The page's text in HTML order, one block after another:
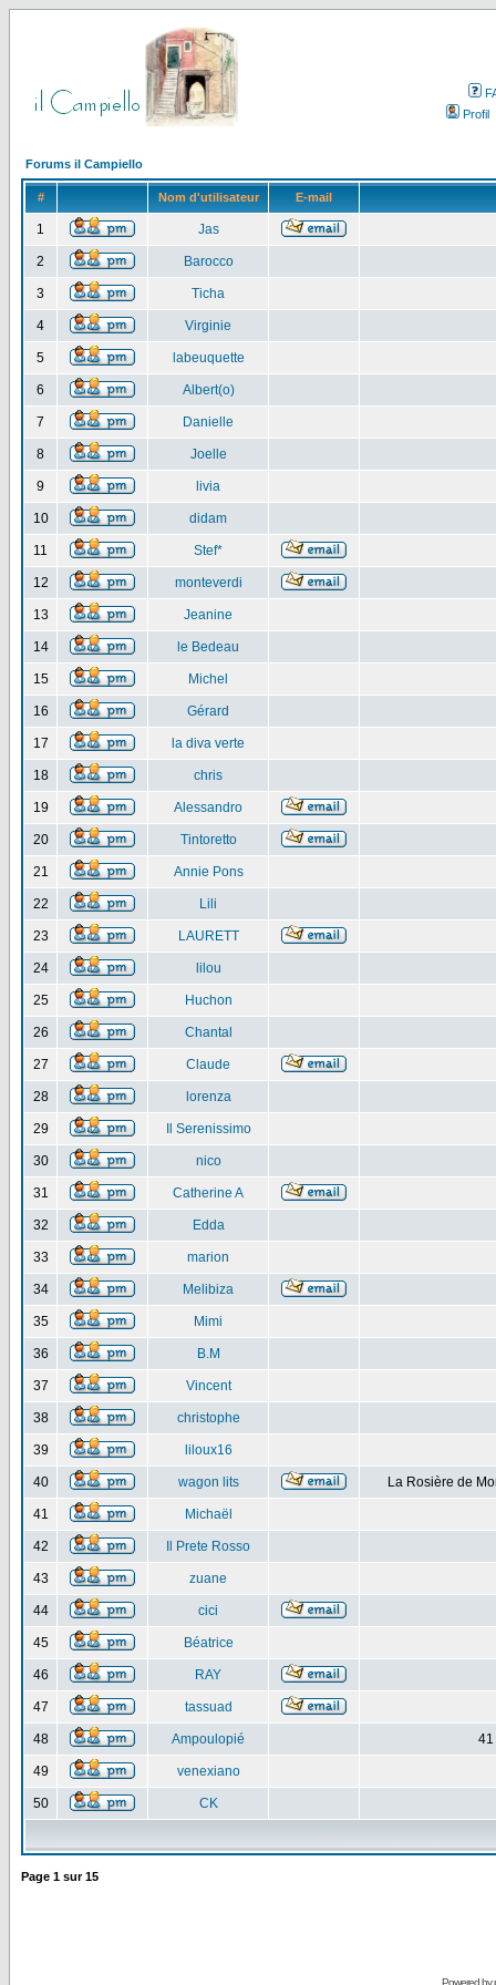
Profil
Forums il Campiello
# Nom d'utilisateur E-mail
1 Jas
2 Barocco
3 Ticha
4 Virginie
5 labeuquette
6 Albert(o)
7 Danielle
8 Joelle
9 livia
10 didam
11 Stef*
12 monteverdi
13 Jeanine
14 le Bedeau
15 Michel
16 Gérard
17 la diva verte
18 chris
19 Alessandro
20 Tintoretto
21 Annie Pons
22 Lili
23 LAURETT
24 lilou
25 Huchon
26 Chantal
27 Claude
28 lorenza
29 Il Serenissimo
30 nico
31 Catherine A
32 Edda
33 marion
34 Melibiza
35 Mimi
36 B.M
37 Vincent
38 christophe
39 liloux16
40 wagon lits La Rosière de
41 Michaël
42 Il Prete Rosso
43 zuane
44 cici
45 Béatrice
46 RAY
47 tassuad
48 Ampoulopié 41
49 venexiano
50 CK
Page 1 sur15
Powered by